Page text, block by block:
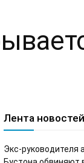
Лента новостей
Экс-руководителя